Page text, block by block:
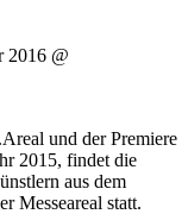
2016 @
und der Premiere
2015, findet die
aus dem
Messeareal statt.